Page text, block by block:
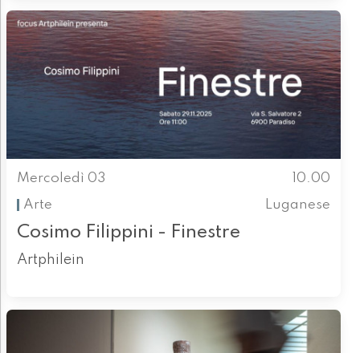
Mercoledì 03
10.00
Arte
Luganese
Cosimo Filippini - Finestre
Artphilein